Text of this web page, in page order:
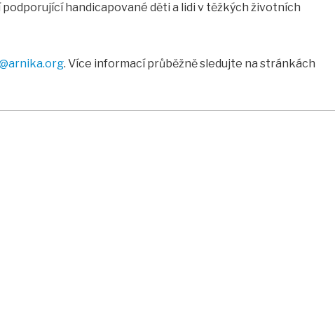
handicapované děti a lidi v těžkých životních
. Více informací průběžně sledujte na stránkách